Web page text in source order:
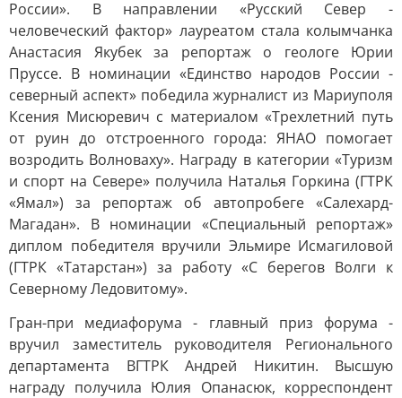
России». В направлении «Русский Север -
человеческий фактор» лауреатом стала колымчанка
Анастасия Якубек за репортаж о геологе Юрии
Пруссе. В номинации «Единство народов России -
северный аспект» победила журналист из Мариуполя
Ксения Мисюревич с материалом «Трехлетний путь
от руин до отстроенного города: ЯНАО помогает
возродить Волноваху». Награду в категории «Туризм
и спорт на Севере» получила Наталья Горкина (ГТРК
«Ямал») за репортаж об автопробеге «Салехард-
Магадан». В номинации «Специальный репортаж»
диплом победителя вручили Эльмире Исмагиловой
(ГТРК «Татарстан») за работу «С берегов Волги к
Северному Ледовитому».
Гран-при медиафорума - главный приз форума -
вручил заместитель руководителя Регионального
департамента ВГТРК Андрей Никитин. Высшую
награду получила Юлия Опанасюк, корреспондент